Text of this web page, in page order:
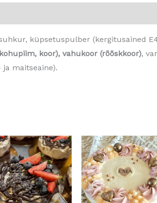
küpsetuspulber (kergitusained
koor), vahukoor (rõõskkoor),
maitseaine).